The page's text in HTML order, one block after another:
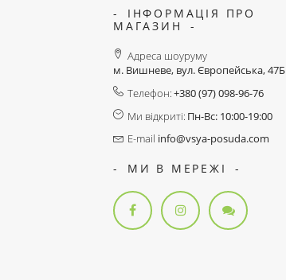
ІНФОРМАЦІЯ ПРО
МАГАЗИН
Адреса шоуруму
м. Вишневе, вул. Європейська, 47Б
Телефон:+380 (97) 098-96-76
Ми відкриті: Пн-Вс: 10:00-19:00
E-mail info@vsya-posuda.com
МИ В МЕРЕЖІ